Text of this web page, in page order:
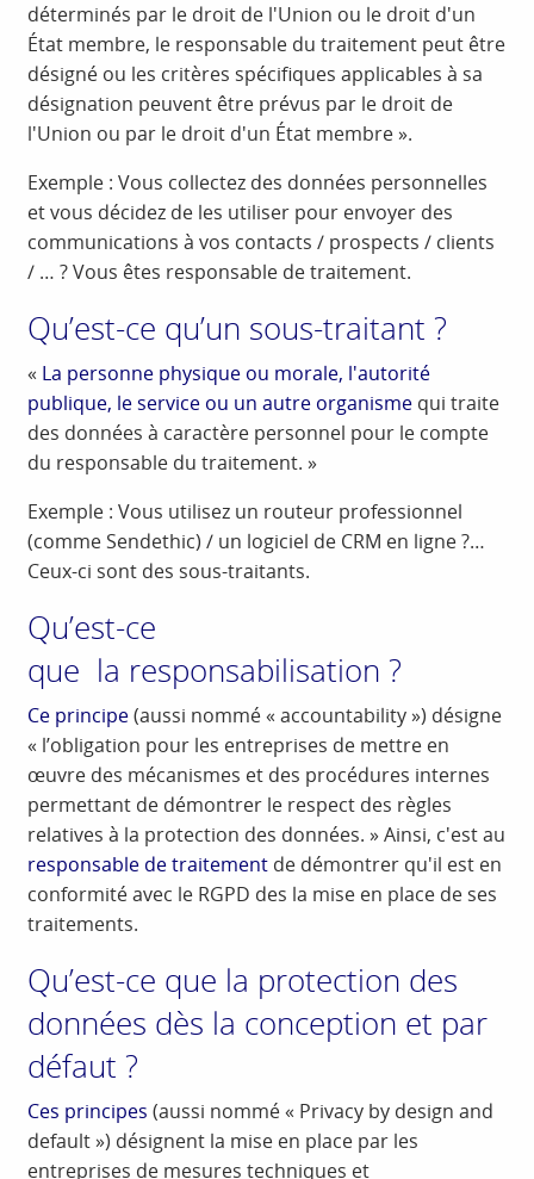
déterminés par le droit de l'Union ou le droit d'un
État membre, le responsable du traitement peut être
désigné ou les critères spécifiques applicables à sa
désignation peuvent être prévus par le droit de
l'Union ou par le droit d'un État membre ».
Exemple : Vous collectez des données personnelles
et vous décidez de les utiliser pour envoyer des
communications à vos contacts / prospects / clients
/ … ? Vous êtes responsable de traitement.
Qu’est-ce qu’un sous-traitant ?
« La personne physique ou morale, l'autorité
publique, le service ou un autre organisme qui traite
des données à caractère personnel pour le compte
du responsable du traitement. »
Exemple : Vous utilisez un routeur professionnel
(comme Sendethic) / un logiciel de CRM en ligne ?…
Ceux-ci sont des sous-traitants.
Qu’est-ce
que la responsabilisation ?
Ce principe(aussi nommé « accountability ») désigne
« l’obligation pour les entreprises de mettre en
œuvre des mécanismes et des procédures internes
permettant de démontrer le respect des règles
relatives à la protection des données. » Ainsi, c'est au
responsable de traitement de démontrer qu'il est en
conformité avec le RGPD des la mise en place de ses
traitements.
Qu’est-ce que la protection des
données dès la conception et par
défaut ?
Ces principes (aussi nommé « Privacy by design and
default ») désignent la mise en place par les
entreprises de mesures techniques et